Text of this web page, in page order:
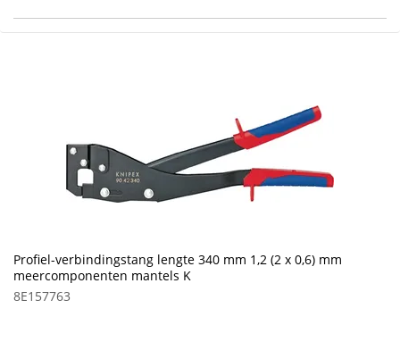
Profiel-verbindingstang lengte 340 mm 1,2 (2 x 0,6) mm
meercomponenten mantels K
8E157763